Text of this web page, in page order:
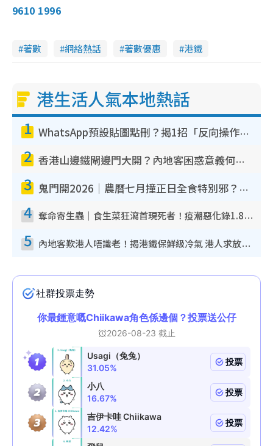
9610 1996
著數 網絡熱話 著數優惠 港鐵
港生活人氣本地熱話
1 WhatsApp預設貼圖點刪？揭1招「反向操作」還原簡潔介面 附3步實測教學
2 香港山邊鐵閘邊門大開？內地客困惑意義何在！網民神回覆：呢種叫法理性防禦
3 鬼門開2026｜農曆七月撞正日全食特別邪？專家警告切忌做一事！揭4大禁忌+2招保平安
4 奪命寄生蟲｜食生菜狂瀉首現死者！疫潮惡化錄1.8萬宗病例 揭洗菜3大謬誤
5 內地客歎港人唔識老！揭港鐵保鮮級冷氣 港人求放過：咪投訴